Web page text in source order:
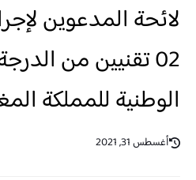
لائحة المدعوين
02 تقنيين من
الوطنية للمملكة
أغسطس 31, 2021